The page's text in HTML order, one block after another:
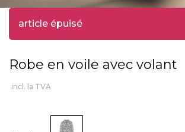
article épuisé
Robe en voile avec volant
incl. la TVA